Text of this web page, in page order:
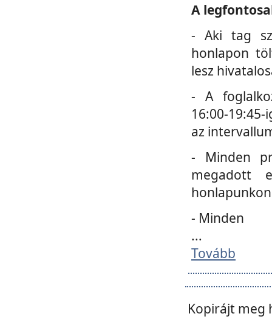
A
- Aki tag
honlapon
lesz
- A
16:00-
az
- Minden
megadott
- Minden
...
Tovább
Kopirájt meg